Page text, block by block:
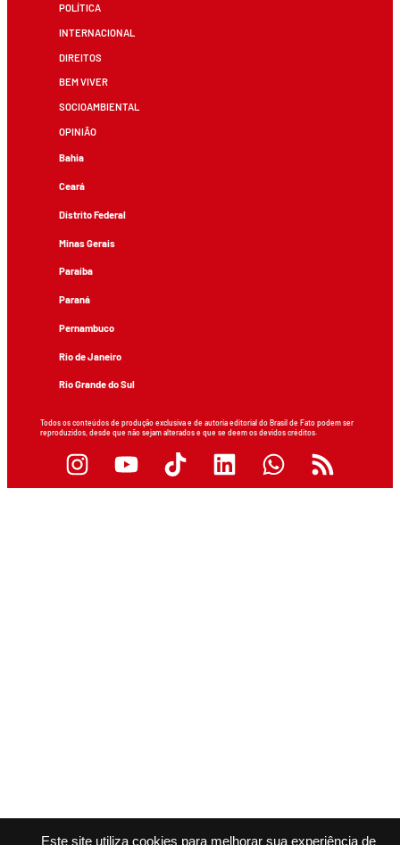
Este site utiliza cookies para melhorar sua experiência de
POLÍTICA
INTERNACIONAL
DIREITOS
BEM VIVER
SOCIOAMBIENTAL
OPINIÃO
Bahia
Ceará
Distrito Federal
Minas Gerais
Paraíba
Paraná
Pernambuco
Rio de Janeiro
Rio Grande do Sul
Todos os conteúdos de produção exclusiva e de autoria editorial do Brasil de Fato podem ser
reproduzidos, desde que não sejam alterados e que se deem os devidos créditos.